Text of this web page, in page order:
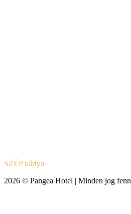
SZÉP kártya
2026 © Pangea Hotel | Minden jog